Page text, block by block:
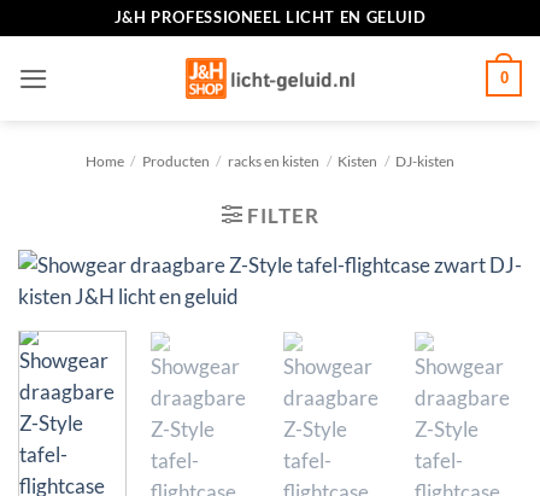
inhoud
J&H PROFESSIONEEL LICHT EN GELUID
0
Home / Producten / racks en kisten / Kisten / DJ-kisten
FILTER